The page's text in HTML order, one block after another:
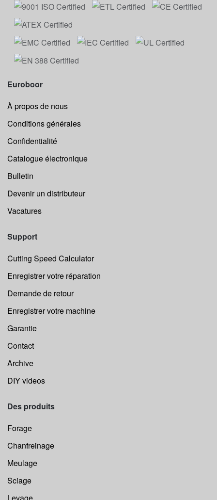
Euroboor
À propos de nous
Conditions générales
Confidentialité
Catalogue électronique
Bulletin
Devenir un distributeur
Vacatures
Support
Cutting Speed Calculator
Enregistrer votre réparation
Demande de retour
Enregistrer votre machine
Garantie
Contact
Archive
DIY videos
Des produits
Forage
Chanfreinage
Meulage
Sciage
Levage